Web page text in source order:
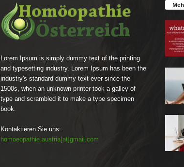
Lorem Ipsum is simply dummy text of the printing
and typesetting industry. Lorem Ipsum has been the
industry's standard dummy text ever since the
1500s, when an unknown printer took a galley of
type and scrambled it to make a type specimen
book.
Kontaktieren Sie uns:
homoeopathie.austria[at]gmail.com